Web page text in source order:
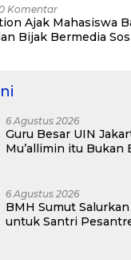
Komentar
Ajak Mahasiswa
Bijak Bermedia
6 Agustus 2026
Guru Besar UIN
Mu’allimin itu Bukan
6 Agustus 2026
BMH Sumut
untuk Santri